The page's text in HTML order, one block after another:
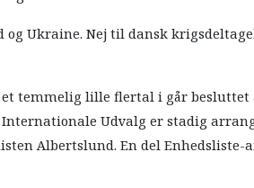
Ukraine. Nej til dansk
et temmelig lille flertal i går
Udvalg er stadig
Albertslund. En del